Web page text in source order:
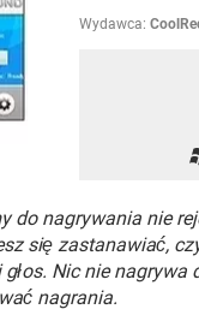
Wydawca:
do nagrywania nie
się zastanawiać,
głos. Nic nie
nagrania.